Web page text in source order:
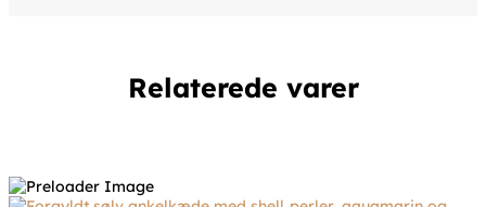
Relaterede varer